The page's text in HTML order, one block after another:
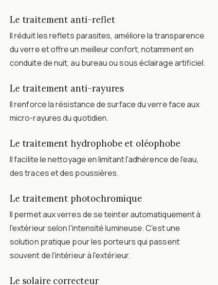
Le traitement anti-reflet
Il réduit les reflets parasites, améliore la transparence
du verre et offre un meilleur confort, notamment en
conduite de nuit, au bureau ou sous éclairage artificiel.
Le traitement anti-rayures
Il renforce la résistance de surface du verre face aux
micro-rayures du quotidien.
Le traitement hydrophobe et oléophobe
Il facilite le nettoyage en limitant l'adhérence de l'eau,
des traces et des poussières.
Le traitement photochromique
Il permet aux verres de se teinter automatiquement à
l'extérieur selon l'intensité lumineuse. C'est une
solution pratique pour les porteurs qui passent
souvent de l'intérieur à l'extérieur.
Le solaire correcteur